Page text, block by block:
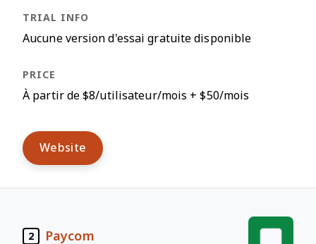
Aucune version d'essai gratuite disponible
À partir de $8/utilisateur/mois + $50/mois
Website
2 Paycom